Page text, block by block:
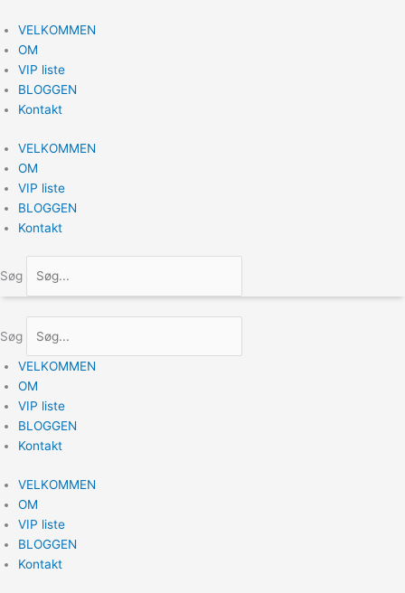
til
indholdet
VELKOMMEN
OM
VIP liste
BLOGGEN
Kontakt
VELKOMMEN
OM
VIP liste
BLOGGEN
Kontakt
Søg
Søg
VELKOMMEN
OM
VIP liste
BLOGGEN
Kontakt
VELKOMMEN
OM
VIP liste
BLOGGEN
Kontakt